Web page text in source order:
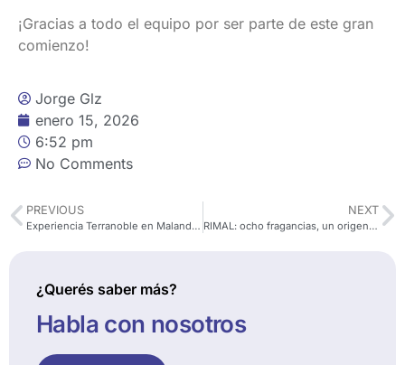
¡Gracias a todo el equipo por ser parte de este gran
comienzo!
Jorge Glz
enero 15, 2026
6:52 pm
No Comments
PREVIOUS
Experiencia Terranoble en Malandra’s Grill 🍷✨
NEXT
RIMAL: ocho fragancias, un origen y una nueva propuesta para el mercado.
¿Querés saber más?
Habla con nosotros